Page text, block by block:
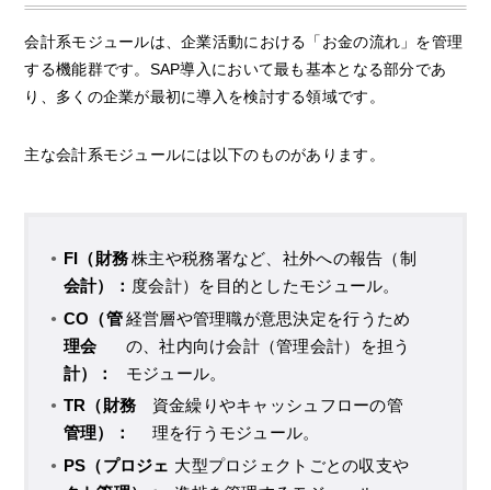
会計系モジュールは、企業活動における「お金の流れ」を管理
する機能群です。SAP導入において最も基本となる部分であ
り、多くの企業が最初に導入を検討する領域です。
主な会計系モジュールには以下のものがあります。
FI（財務
会計）：
株主や税務署など、社外への報告（制
度会計）を目的としたモジュール。
CO（管
理会
計）：
経営層や管理職が意思決定を行うため
の、社内向け会計（管理会計）を担う
モジュール。
TR（財務
管理）：
資金繰りやキャッシュフローの管
理を行うモジュール。
PS（プロジェ 大型プロジェクトごとの収支や